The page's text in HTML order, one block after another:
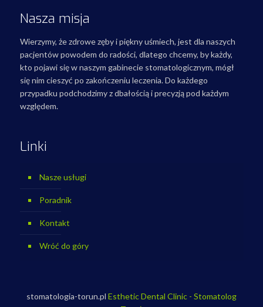
Nasza misja
Wierzymy, że zdrowe zęby i piękny uśmiech, jest dla naszych
pacjentów powodem do radości, dlatego chcemy, by każdy,
kto pojawi się w naszym gabinecie stomatologicznym, mógł
się nim cieszyć po zakończeniu leczenia. Do każdego
przypadku podchodzimy z dbałością i precyzją pod każdym
względem.
Linki
Nasze usługi
Poradnik
Kontakt
Wróć do góry
stomatologia-torun.pl Esthetic Dental Clinic - Stomatolog